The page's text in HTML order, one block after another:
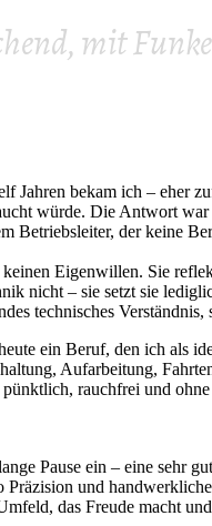
mit
Jahren bekam ich – eher
würde. Die Antwort
Betriebsleiter, der keine
Eigenwillen. Sie
nicht – sie setzt sie
technisches
ein Beruf, den ich als
Aufarbeitung,
rauchfrei und
Pause ein – eine sehr
und
das Freude macht